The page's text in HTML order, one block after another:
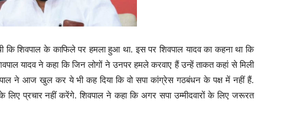
कि शिवपाल के काफिले पर हमला हुआ था. इस पर शिवपाल यादव का कहना था कि
यादव ने कहा कि जिन लोगों ने उनपर हमले करवाए हैं उन्हें ताकत कहां से मिली
ने आज खुल कर ये भी कह दिया कि वो सपा कांग्रेस गठबंधन के पक्ष में नहीं हैं.
लिए प्रचार नहीं करेंगे. शिवपाल ने कहा कि अगर सपा उम्मीदवारों के लिए जरूरत